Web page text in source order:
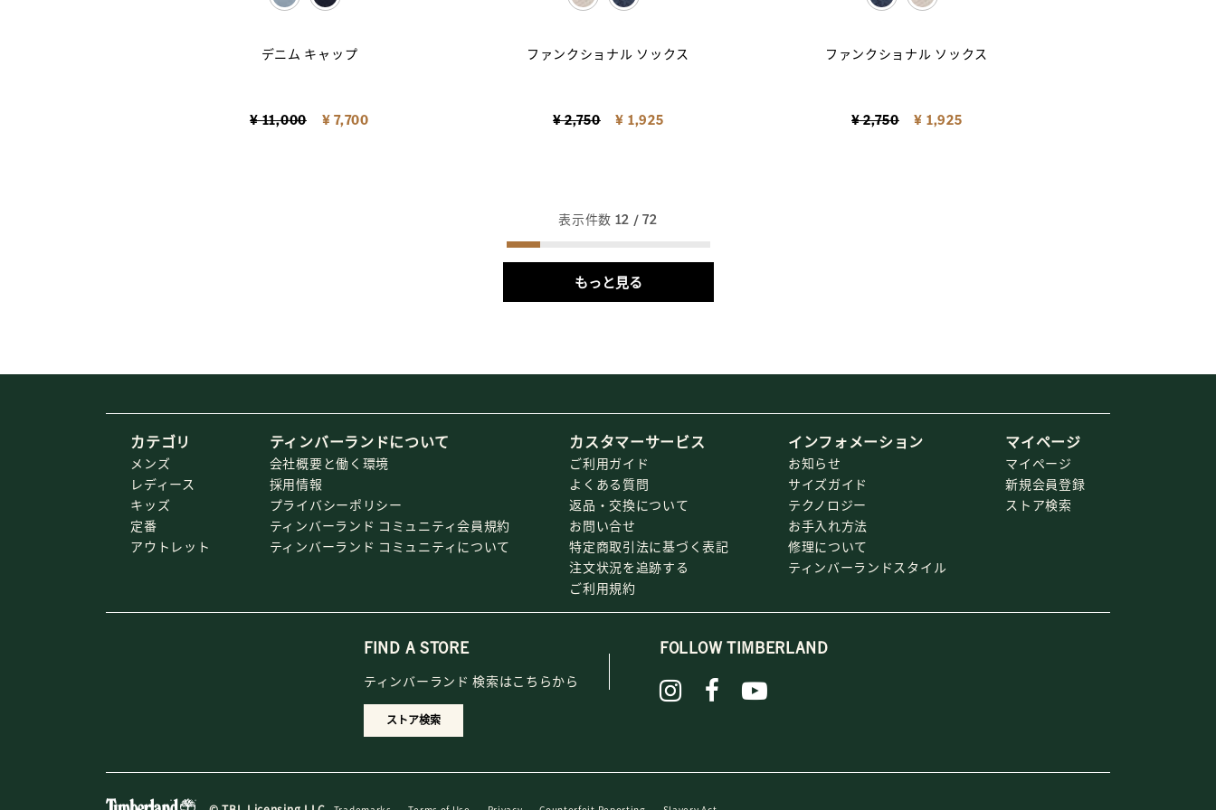
selected
デニム キャップ
Price reduced from
¥ 11,000to ¥ 7,700
selected
ファンクショナル ソックス
Price reduced from
¥ 2,750to ¥ 1,925
selected
ファンクショナル ソックス
Price reduced from
¥ 2,750to ¥ 1,925
もっと見る
表示件数 12 / 72
カテゴリ
メンズ
レディース
キッズ
定番
アウトレット
ティンバーランドについて
会社概要と働く環境
採用情報
プライバシーポリシー
ティンバーランド コミュニティ会員規約
ティンバーランド コミュニティについて
カスタマーサービス
ご利用ガイド
よくある質問
返品・交換について
お問い合せ
特定商取引法に基づく表記
注文状況を追跡する
ご利用規約
インフォメーション
お知らせ
サイズガイド
テクノロジー
お手入れ方法
修理について
ティンバーランドスタイル
マイページ
マイページ
新規会員登録
ストア検索
FIND A STORE
ティンバーランド 検索はこちらから
ストア検索
FOLLOW TIMBERLAND